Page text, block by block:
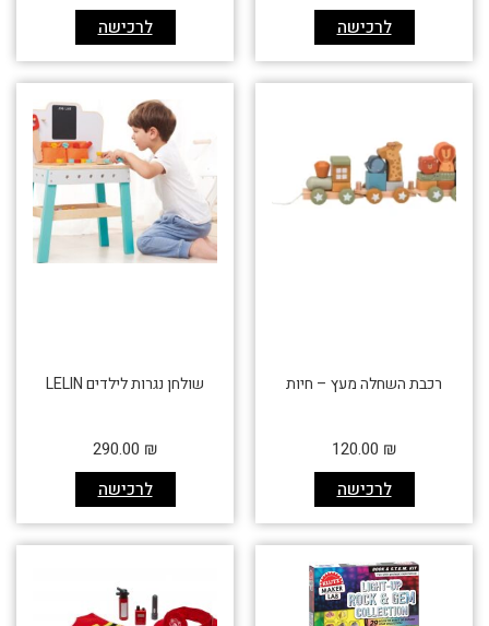
לרכישה לרכישה
רכבת השחלה מעץ – חיות
לרכישה
120.00 ₪
שולחן נגרות לילדים LELIN
לרכישה
290.00 ₪